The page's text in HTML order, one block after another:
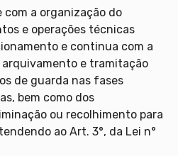
com a organização do
e operações técnicas
e continua com a
e tramitação
de guarda nas fases
bem como dos
ou recolhimento para
ao Art. 3°, da Lei n°